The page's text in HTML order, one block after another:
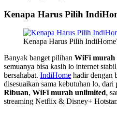
Kenapa Harus Pilih
Kenapa Harus Pilih
Banyak banget pilihan WiFi murah
semuanya bisa kasih lo internet
bersahabat. IndiHome hadir dengan
disesuaikan sama kebutuhan lo, dari
Ribuan, WiFi murah unlimited,
streaming Netflix & Disney+ Hotstar.